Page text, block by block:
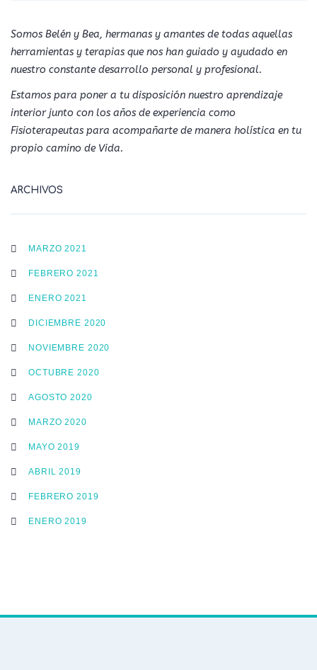
Somos Belén y Bea, hermanas y amantes de todas aquellas
herramientas y terapias que nos han guiado y ayudado en
nuestro constante desarrollo personal y profesional.
Estamos para poner a tu disposición nuestro aprendizaje
interior junto con los años de experiencia como
Fisioterapeutas para acompañarte de manera holística en tu
propio camino de Vida.
ARCHIVOS
MARZO 2021
FEBRERO 2021
ENERO 2021
DICIEMBRE 2020
NOVIEMBRE 2020
OCTUBRE 2020
AGOSTO 2020
MARZO 2020
MAYO 2019
ABRIL 2019
FEBRERO 2019
ENERO 2019